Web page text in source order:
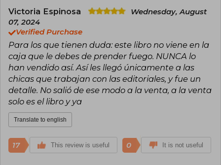
Victoria Espinosa
Wednesday, August
07, 2024
Verified Purchase
Para los que tienen duda: este libro no viene en la
caja que le debes de prender fuego. NUNCA lo
han vendido así. Así les llegó únicamente a las
chicas que trabajan con las editoriales, y fue un
detalle. No salió de ese modo a la venta, a la venta
solo es el libro y ya
Translate to english
17 This review is useful 0 It is not useful